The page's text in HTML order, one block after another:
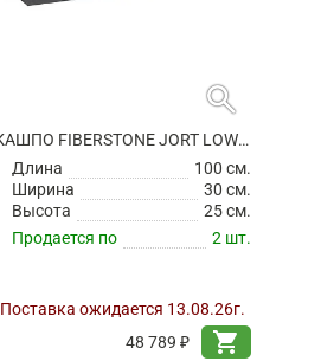
search
КАШПО FIBERSTONE JORT LOW S GREY
Длина
100 см.
Ширина
30 см.
Высота
25 см.
Продается по
2 шт.
Поставка ожидается 13.08.26г.
48 789 ₽
shopping_cart